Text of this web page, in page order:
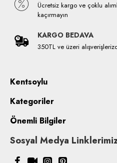
Ücretsiz kargo ve çoklu
kaçırmayın
KARGO BEDAVA
350TL ve üzeri
Kentsoylu
Kategoriler
Önemli Bilgiler
Sosyal Medya